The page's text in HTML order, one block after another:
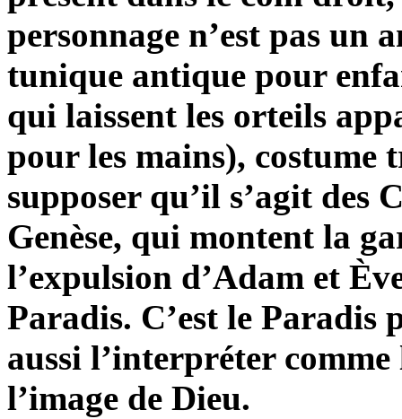
personnage n’est pas un
tunique antique pour
qui laissent les orteils
pour les mains), costume
supposer qu’il s’agit des
Genèse, qui montent la
l’expulsion d’Adam et
Paradis. C’est le Paradis
aussi l’interpréter
l’image de Dieu.